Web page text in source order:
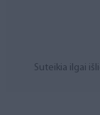
Suteikia ilgai